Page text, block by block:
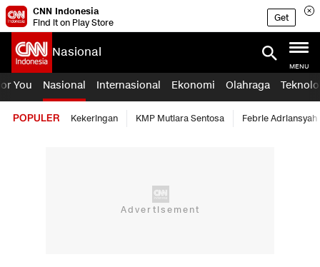
CNN Indonesia
Find it on Play Store
Get
Nasional
MENU
You Nasional Internasional Ekonomi Olahraga
POPULER Kekeringan KMP Mutiara Sentosa Febrie Adriansyah